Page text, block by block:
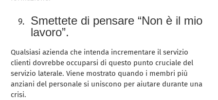
Smettete di pensare “Non è il mio
lavoro”.
Qualsiasi azienda che intenda incrementare il servizio
clienti dovrebbe occuparsi di questo punto cruciale del
servizio laterale. Viene mostrato quando i membri più
anziani del personale si uniscono per aiutare durante una
crisi.